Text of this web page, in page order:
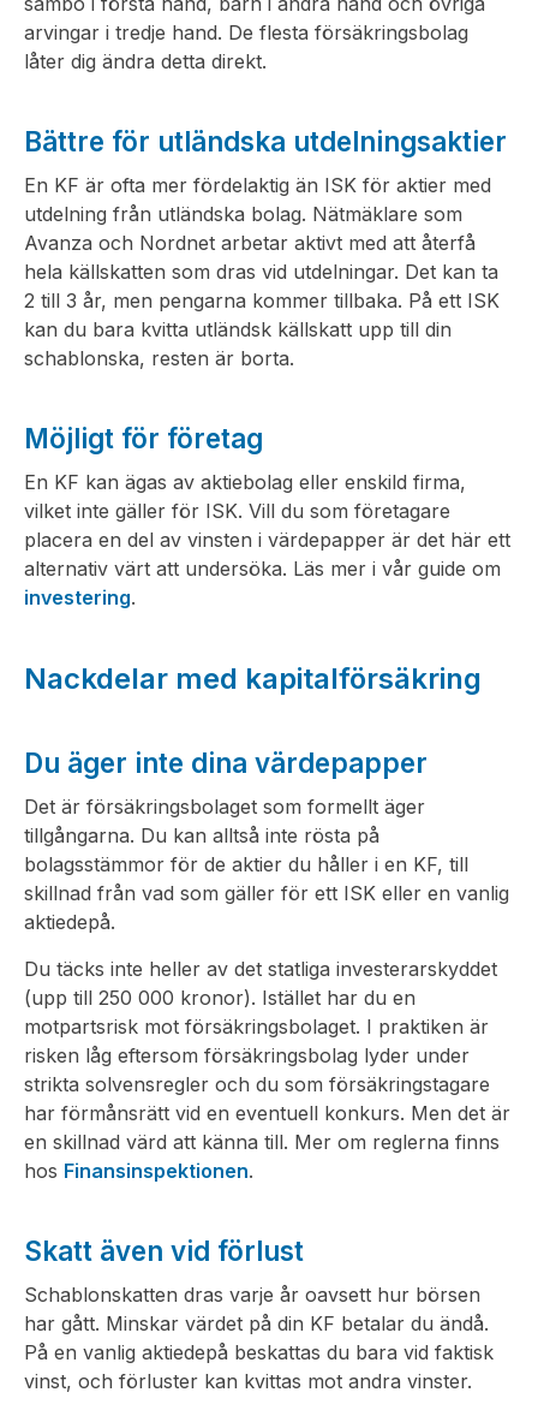
arvingar i tredje hand. De flesta försäkringsbolag
låter dig ändra detta direkt.
Bättre för utländska utdelningsaktier
En KF är ofta mer fördelaktig än ISK för aktier med
utdelning från utländska bolag. Nätmäklare som
Avanza och Nordnet arbetar aktivt med att återfå
hela källskatten som dras vid utdelningar. Det kan ta
2 till 3 år, men pengarna kommer tillbaka. På ett ISK
kan du bara kvitta utländsk källskatt upp till din
schablonska, resten är borta.
Möjligt för företag
En KF kan ägas av aktiebolag eller enskild firma,
vilket inte gäller för ISK. Vill du som företagare
placera en del av vinsten i värdepapper är det här ett
alternativ värt att undersöka. Läs mer i vår guide om
investering.
Nackdelar med kapitalförsäkring
Du äger inte dina värdepapper
Det är försäkringsbolaget som formellt äger
tillgångarna. Du kan alltså inte rösta på
bolagsstämmor för de aktier du håller i en KF, till
skillnad från vad som gäller för ett ISK eller en vanlig
aktiedepå.
Du täcks inte heller av det statliga investerarskyddet
(upp till 250 000 kronor). Istället har du en
motpartsrisk mot försäkringsbolaget. I praktiken är
risken låg eftersom försäkringsbolag lyder under
strikta solvensregler och du som försäkringstagare
har förmånsrätt vid en eventuell konkurs. Men det är
en skillnad värd att känna till. Mer om reglerna finns
hos Finansinspektionen.
Skatt även vid förlust
Schablonskatten dras varje år oavsett hur börsen
har gått. Minskar värdet på din KF betalar du ändå.
På en vanlig aktiedepå beskattas du bara vid faktisk
vinst, och förluster kan kvittas mot andra vinster.